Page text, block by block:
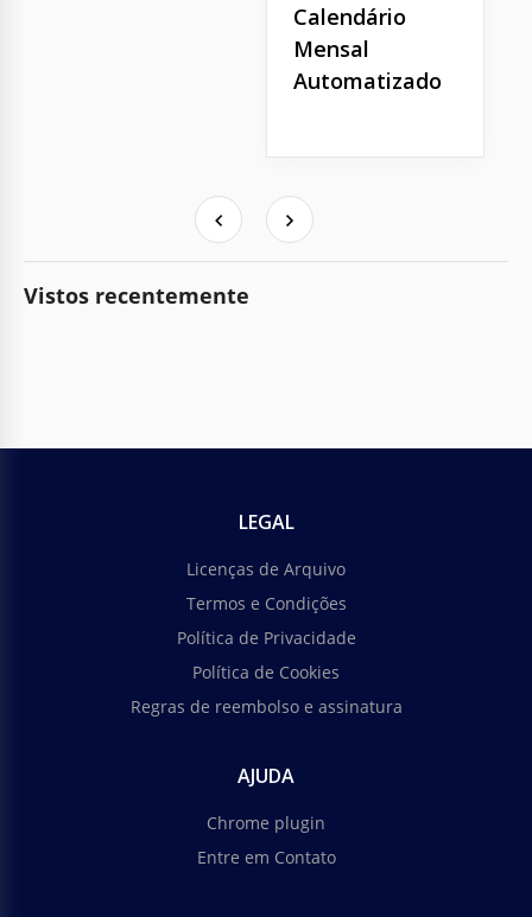
Calendário
Mensal
Automatizado
Vistos recentemente
LEGAL
Licenças de Arquivo
Termos e Condições
Política de Privacidade
Política de Cookies
Regras de reembolso e assinatura
AJUDA
Chrome plugin
Entre em Contato